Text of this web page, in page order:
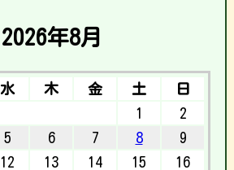
2026年8月
水 木 金 土
日
1
2
5 6 7 8
9
12 13 14 15
16